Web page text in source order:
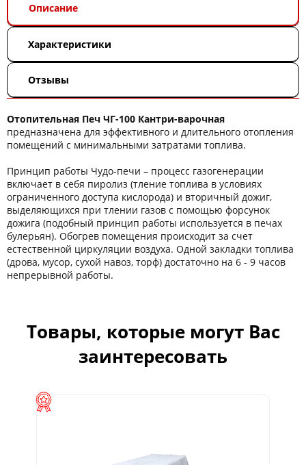
Описание
Характеристики
Отзывы
Отопительная Печ ЧГ-100 Кантри-варочная
предназначена для эффективного и длительного отопления
помещений с минимальными затратами топлива.
Принцип работы Чудо-печи – процесс газогенерации
включает в себя пиролиз (тление топлива в условиях
ограниченного доступа кислорода) и вторичный дожиг,
выделяющихся при тлении газов с помощью форсунок
дожига (подобный принцип работы используется в печах
булерьян). Обогрев помещения происходит за счет
естественной циркуляции воздуха. Одной закладки топлива
(дрова, мусор, сухой навоз, торф) достаточно на 6 - 9 часов
непрерывной работы.
Товары, которые могут Вас
заинтересовать